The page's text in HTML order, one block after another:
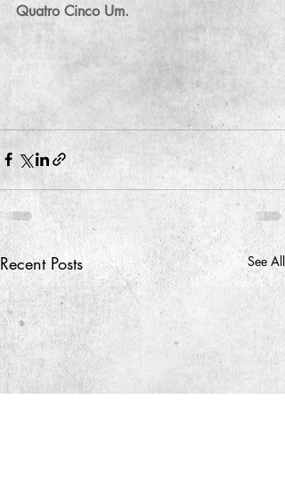
Quatro Cinco Um.
Recent Posts See All